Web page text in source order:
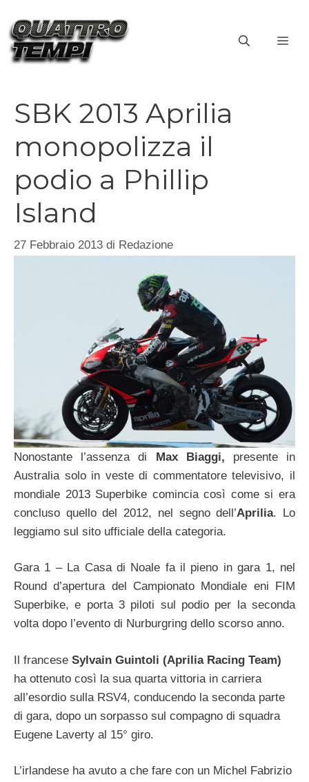
contenuto
SBK 2013 Aprilia
monopolizza il
podio a Phillip
Island
27 Febbraio 2013 di Redazione
Nonostante l’assenza di Max Biaggi, presente in
Australia solo in veste di commentatore televisivo, il
mondiale 2013 Superbike comincia così come si era
concluso quello del 2012, nel segno dell’Aprilia. Lo
leggiamo sul sito ufficiale della categoria.
Gara 1 – La Casa di Noale fa il pieno in gara 1, nel
Round d’apertura del Campionato Mondiale eni FIM
Superbike, e porta 3 piloti sul podio per la seconda
volta dopo l’evento di Nurburgring dello scorso anno.
Il francese Sylvain Guintoli (Aprilia Racing Team)
ha ottenuto così la sua quarta vittoria in carriera
all’esordio sulla RSV4, conducendo la seconda parte
di gara, dopo un sorpasso sul compagno di squadra
Eugene Laverty al 15° giro.
L’irlandese ha avuto a che fare con un Michel Fabrizio